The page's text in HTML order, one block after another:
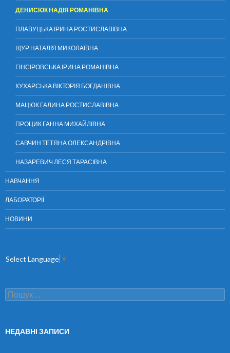
ДЕНИСЮК НАДІЯ РОМАНІВНА
ПЛАВУЦЬКА ІРИНА РОСТИСЛАВІВНА
ЩУР НАТАЛІЯ МИКОЛАЇВНА
ГІНСІРОВСЬКА ІРИНА РОМАНІВНА
КУХАРСЬКА ВІКТОРІЯ БОГДАНІВНА
МАЦЮК ГАЛИНА РОСТИСЛАВІВНА
ПРОЦИК ГАННА МИХАЙЛІВНА
САВЧИН ТЕТЯНА ОЛЕКСАНДРІВНА
НАЗАРЕВИЧ ЛЕСЯ ТАРАСІВНА
НАВЧАННЯ
ЛАБОРАТОРІЇ
НОВИНИ
Select Language ▼
П
о
к
НЕДАВНІ ЗАПИСИ